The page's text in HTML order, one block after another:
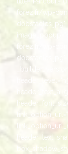
forez.fr/wp-
dobstacles.jpg"
forez.fr/wp-
dobstacles.jpg"